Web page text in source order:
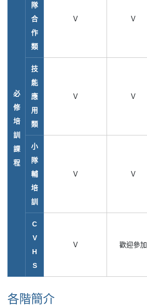
必
修
培
訓
課
程
隊
合
作
類
Ｖ Ｖ
技
能
應
用
類
Ｖ Ｖ
小
隊
輔
培
訓
Ｖ Ｖ
C
V
H
S
Ｖ 歡迎參加
各階簡介